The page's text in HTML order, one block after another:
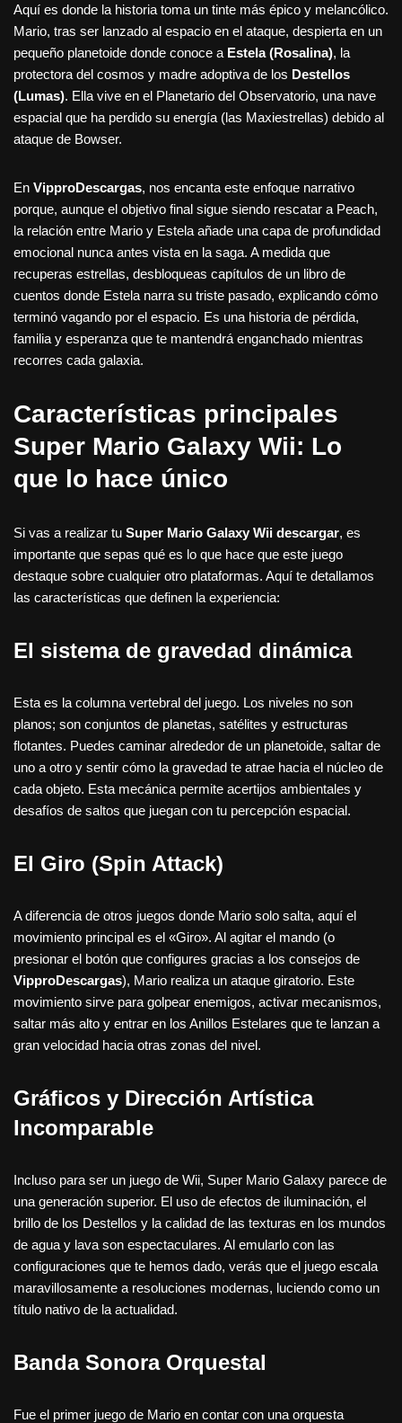
Aquí es donde la historia toma un tinte más épico y melancólico.
Mario, tras ser lanzado al espacio en el ataque, despierta en un
pequeño planetoide donde conoce a Estela (Rosalina), la
protectora del cosmos y madre adoptiva de los Destellos
(Lumas). Ella vive en el Planetario del Observatorio, una nave
espacial que ha perdido su energía (las Maxiestrellas) debido al
ataque de Bowser.
En VipproDescargas, nos encanta este enfoque narrativo
porque, aunque el objetivo final sigue siendo rescatar a Peach,
la relación entre Mario y Estela añade una capa de profundidad
emocional nunca antes vista en la saga. A medida que
recuperas estrellas, desbloqueas capítulos de un libro de
cuentos donde Estela narra su triste pasado, explicando cómo
terminó vagando por el espacio. Es una historia de pérdida,
familia y esperanza que te mantendrá enganchado mientras
recorres cada galaxia.
Características principales
Super Mario Galaxy Wii: Lo
que lo hace único
Si vas a realizar tu Super Mario Galaxy Wii descargar, es
importante que sepas qué es lo que hace que este juego
destaque sobre cualquier otro plataformas. Aquí te detallamos
las características que definen la experiencia:
El sistema de gravedad dinámica
Esta es la columna vertebral del juego. Los niveles no son
planos; son conjuntos de planetas, satélites y estructuras
flotantes. Puedes caminar alrededor de un planetoide, saltar de
uno a otro y sentir cómo la gravedad te atrae hacia el núcleo de
cada objeto. Esta mecánica permite acertijos ambientales y
desafíos de saltos que juegan con tu percepción espacial.
El Giro (Spin Attack)
A diferencia de otros juegos donde Mario solo salta, aquí el
movimiento principal es el «Giro». Al agitar el mando (o
presionar el botón que configures gracias a los consejos de
VipproDescargas), Mario realiza un ataque giratorio. Este
movimiento sirve para golpear enemigos, activar mecanismos,
saltar más alto y entrar en los Anillos Estelares que te lanzan a
gran velocidad hacia otras zonas del nivel.
Gráficos y Dirección Artística
Incomparable
Incluso para ser un juego de Wii, Super Mario Galaxy parece de
una generación superior. El uso de efectos de iluminación, el
brillo de los Destellos y la calidad de las texturas en los mundos
de agua y lava son espectaculares. Al emularlo con las
configuraciones que te hemos dado, verás que el juego escala
maravillosamente a resoluciones modernas, luciendo como un
título nativo de la actualidad.
Banda Sonora Orquestal
Fue el primer juego de Mario en contar con una orquesta